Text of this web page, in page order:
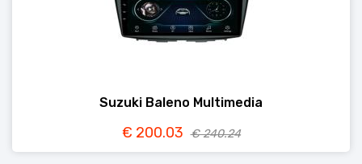
Suzuki Baleno Multimedia
€ 200.03 € 240.24